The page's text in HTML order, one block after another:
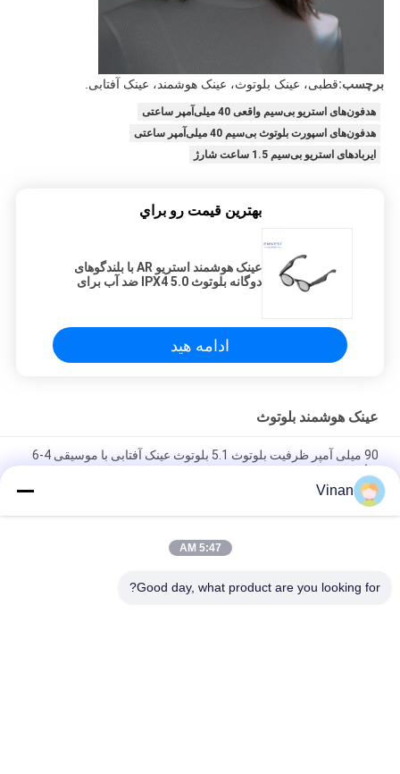
برچسب:قطبی، عینک بلوتوث، عینک هوشمند، عینک آفتابی.
هدفون‌های استریو بی‌سیم واقعی 40 میلی‌آمپر ساعتی
هدفون‌های اسپورت بلوتوث بی‌سیم 40 میلی‌آمپر ساعتی
ایربادهای استریو بی‌سیم 1.5 ساعت شارژ
بهترين قيمت رو براي
عینک هوشمند استریو AR با بلندگوهای
دوگانه بلوتوث 5.0 IPX4 ضد آب برای
ادامه هید
عینک هوشمند بلوتوث
90 میلی آمپر ظرفیت بلوتوث 5.1 بلوتوث عینک آفتابی با موسیقی 4-6
ساعت
ورزش بلوتوث عینک سواری
شارژر مغناطیسی 100 میلی آمپر ساعتی عینک بلوتوث مشکی مات
Vinan
5:47 AM
Good day, what product are you looking for?